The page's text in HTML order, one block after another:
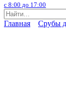
с 8:00 до 17:00
Search
for:
Главная Срубы